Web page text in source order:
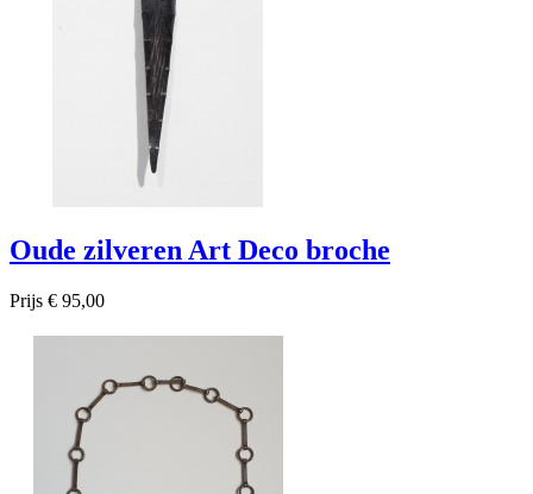
Oude zilveren Art Deco broche
Prijs € 95,00
Snel bekijken